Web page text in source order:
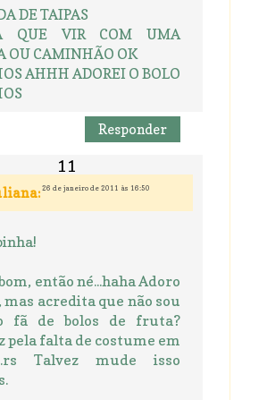
DE TAIPAS
QUE VIR COM UMA
OU CAMINHÃO OK
AHHH ADOREI O BOLO
Responder
26 de janeiro de 2011 às 16:50
então né...haha Adoro
mas acredita que não sou
fã de bolos de fruta?
pela falta de costume em
Talvez mude isso